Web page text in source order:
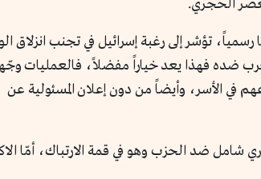
الحجري.
تؤشر إلى رغبة إسرائيل في تجنب انزلاق
ضده فهذا يعد خياراً مفضلاً، فالعمليات
في الأسر، وأيضاً من دون إعلان المسئولية عن
ضد الحزب وهو في قمة الارتباك، أمّا